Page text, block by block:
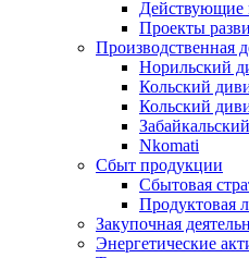
Действующие
Проекты
Производственная
Норильский
Кольский
Кольский
Nkomati
Сбыт продукции
Сбытовая
Продуктовая
Закупочная
Энергетические